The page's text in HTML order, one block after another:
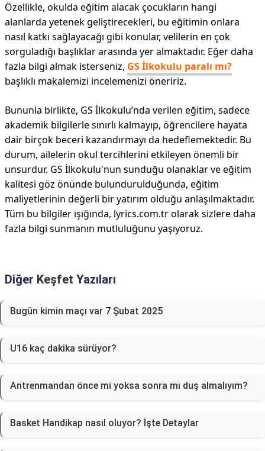
Özellikle, okulda eğitim alacak çocukların hangi
alanlarda yetenek geliştirecekleri, bu eğitimin onlara
nasıl katkı sağlayacağı gibi konular, velilerin en çok
sorguladığı başlıklar arasında yer almaktadır. Eğer daha
fazla bilgi almak isterseniz, GS İlkokulu paralı mı?
başlıklı makalemizi incelemenizi öneririz.
Bununla birlikte, GS İlkokulu’nda verilen eğitim, sadece
akademik bilgilerle sınırlı kalmayıp, öğrencilere hayata
dair birçok beceri kazandırmayı da hedeflemektedir. Bu
durum, ailelerin okul tercihlerini etkileyen önemli bir
unsurdur. GS İlkokulu'nun sunduğu olanaklar ve eğitim
kalitesi göz önünde bulundurulduğunda, eğitim
maliyetlerinin değerli bir yatırım olduğu anlaşılmaktadır.
Tüm bu bilgiler ışığında, lyrics.com.tr olarak sizlere daha
fazla bilgi sunmanın mutluluğunu yaşıyoruz.
Diğer Keşfet Yazıları
Bugün kimin maçı var 7 Şubat 2025
U16 kaç dakika sürüyor?
Antrenmandan önce mi yoksa sonra mı duş almalıyım?
Basket Handikap nasıl oluyor? İşte Detaylar